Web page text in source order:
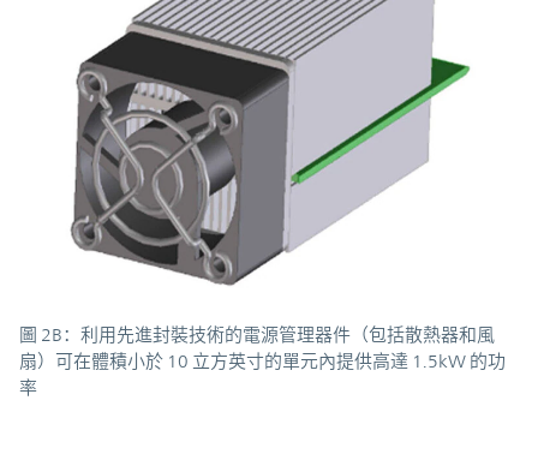
圖 2B：利用先進封裝技術的電源管理器件（包括散熱器和風
扇）可在體積小於 10 立方英寸的單元內提供高達 1.5kW 的功
率